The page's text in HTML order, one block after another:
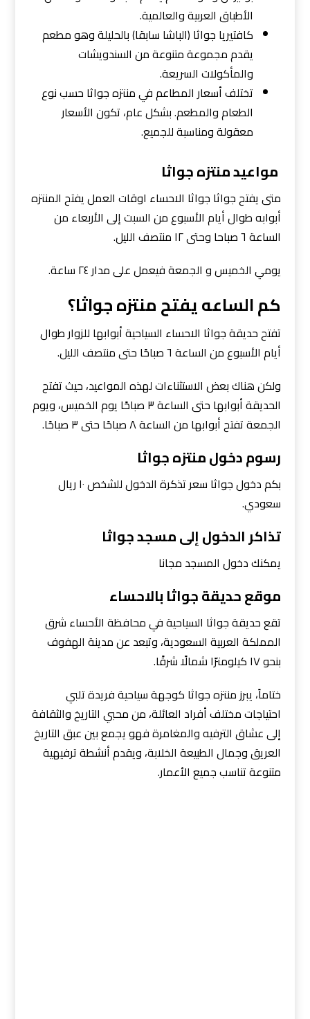
الأطباق العربية والعالمية.
كافتيريا جواثا (الباشا سابقا) بالحليلة وهو مطعم
يقدم مجموعة متنوعة من السندويشات
والمأكولات السريعة.
تختلف أسعار المطاعم في منتزه جواثا حسب نوع
الطعام والمطعم. بشكل عام، تكون الأسعار
معقولة ومناسبة للجميع.
مواعيد منتزه جواثا
متى يفتح جواثا جواثا الاحساء اوقات العمل يفتح المنتزه
أبوابه طوال أيام الأسبوع من السبت إلى الأربعاء من
الساعة ٦ صباحا وحتى ١٢ منتصف الليل.
يومي الخميس و الجمعة فيعمل على مدار ٢٤ ساعة.
كم الساعه يفتح منتزه جواثا؟
تفتح حديقة جواثا الاحساء السياحية أبوابها للزوار طوال
أيام الأسبوع من الساعة ٦ صباحًا حتى منتصف الليل.
ولكن هناك بعض الاستثناءات لهذه المواعيد، حيث تفتح
الحديقة أبوابها حتى الساعة ٣ صباحًا يوم الخميس، ويوم
الجمعة تفتح أبوابها من الساعة ٨ صباحًا حتى ٣ صباحًا.
رسوم دخول منتزه جواثا
بكم دخول جواثا سعر تذكرة الدخول للشخص ١٠ ريال
سعودي.
تذاكر الدخول إلى مسجد جواثا
يمكنك دخول المسجد مجانا
موقع حديقة جواثا بالاحساء
تقع حديقة جواثا السياحية في محافظة الأحساء شرق
المملكة العربية السعودية، وتبعد عن مدينة الهفوف
بنحو ١٧ كيلومترًا شمالًا شرقًا.
ختاماً، يبرز منتزه جواثا كوجهة سياحية فريدة تلبي
احتياجات مختلف أفراد العائلة، من محبي التاريخ والثقافة
إلى عشاق الترفيه والمغامرة فهو يجمع بين عبق التاريخ
العريق وجمال الطبيعة الخلابة، ويقدم أنشطة ترفيهية
متنوعة تناسب جميع الأعمار.